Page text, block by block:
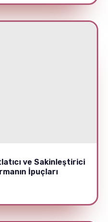
ve Sakinleştirici
İpuçları